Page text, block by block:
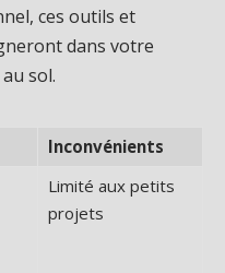
ces outils et
dans votre
sol.
Inconvénients
Limité aux petits
projets